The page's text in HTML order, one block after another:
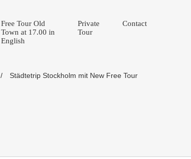
Free Tour Old
Town at 17.00 in
English
Private
Tour
Contact
/
Städtetrip Stockholm mit New Free Tour